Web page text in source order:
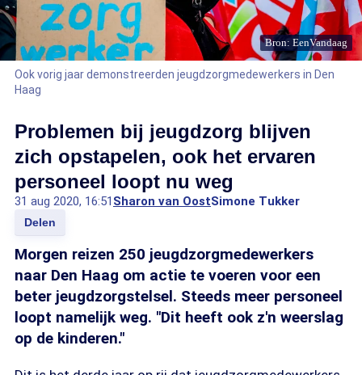
Bron: EenVandaag
Ook vorig jaar demonstreerden jeugdzorgmedewerkers in Den
Haag
Problemen bij jeugdzorg blijven
zich opstapelen, ook het ervaren
personeel loopt nu weg
31 aug 2020, 16:51 Sharon van OostSimone Tukker
Delen
Morgen reizen 250 jeugdzorgmedewerkers
naar Den Haag om actie te voeren voor een
beter jeugdzorgstelsel. Steeds meer personeel
loopt namelijk weg. "Dit heeft ook z'n weerslag
op de kinderen."